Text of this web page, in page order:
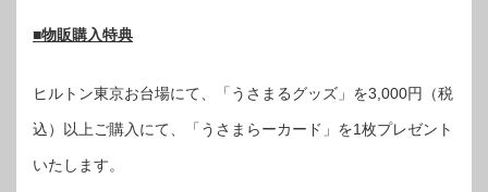
■物販購入特典
ヒルトン東京お台場にて、「うさまるグッズ」を3,000円（税
込）以上ご購入にて、「うさまらーカード」を1枚プレゼント
いたします。